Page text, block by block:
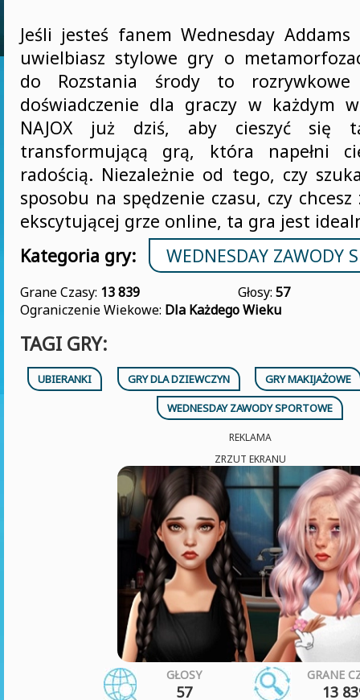
Jeśli jesteś fanem Wednesday
uwielbiasz stylowe gry o
do Rozstania środy to
doświadczenie dla graczy w każdym
NAJOX już dziś, aby cieszyć się
transformującą grą, która napełni
radością. Niezależnie od tego, czy
sposobu na spędzenie czasu, czy
ekscytującej grze online, ta gra jest
Kategoria gry:
WEDNESDAY ZAWODY
Grane Czasy: 13 839 Głosy: 57
Ograniczenie Wiekowe: Dla Każdego Wieku
TAGI GRY:
UBIERANKI GRY DLA DZIEWCZYN
GRY MAKIJAŻOWE
WEDNESDAY ZAWODY SPORTOWE
REKLAMA
ZRZUT EKRANU
GŁOSY
57
GRANE
13